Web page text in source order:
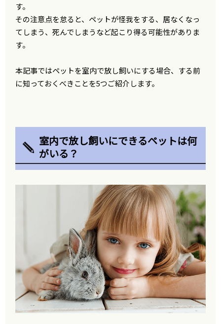
す。
その注意点を怠ると、ペットが怪我をする、居なくなっ
てしまう、死んでしまうなど起こり得る可能性がありま
す。
本記事ではペットを室内で放し飼いにする場合、する前
に知っておくべきことを5つご紹介します。
室内で放し飼いにできるペットは何
がいる？